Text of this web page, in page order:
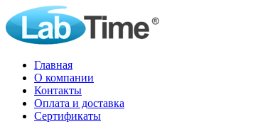
Главная
О компании
Контакты
Оплата и доставка
Сертификаты